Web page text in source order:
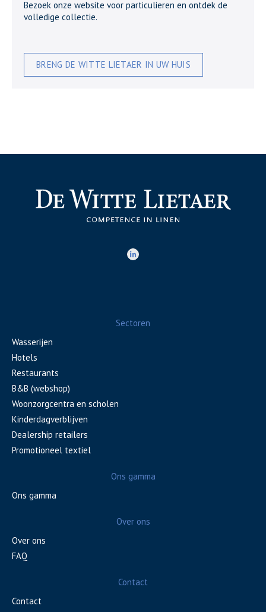
Bezoek onze website voor particulieren en ontdek de
volledige collectie.
BRENG DE WITTE LIETAER IN UW HUIS
Sectoren
Wasserijen
Hotels
Restaurants
B&B (webshop)
Woonzorgcentra en scholen
Kinderdagverblijven
Dealership retailers
Promotioneel textiel
Ons gamma
Ons gamma
Over ons
Over ons
FAQ
Contact
Contact